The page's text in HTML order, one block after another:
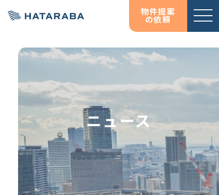
物件提案
の依頼
ス紹介
ィング
HATARABAサーベイ
物件検索サイト
HATARABAオフィス
HATARABAリーシング・
プロパティマネジメント
ち情報
コラム
ち情報
コラム
ニュース